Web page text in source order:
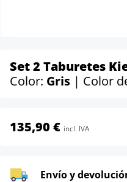
Set 2 Taburetes
Color: Gris | Color
135,90 € incl. IVA
Envío y